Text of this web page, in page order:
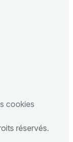
cookies
réservés.